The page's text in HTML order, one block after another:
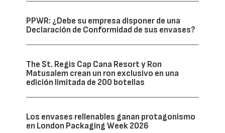
PPWR: ¿Debe su empresa disponer de una
Declaración de Conformidad de sus envases?
The St. Regis Cap Cana Resort y Ron
Matusalem crean un ron exclusivo en una
edición limitada de 200 botellas
Los envases rellenables ganan protagonismo
en London Packaging Week 2026